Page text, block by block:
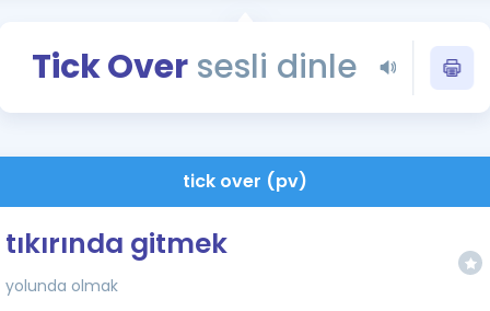
YDS - YÖKDİL
İngilizce Gramer
Tick Over sesli dinle
tick over (pv)
tıkırında gitmek
yolunda olmak